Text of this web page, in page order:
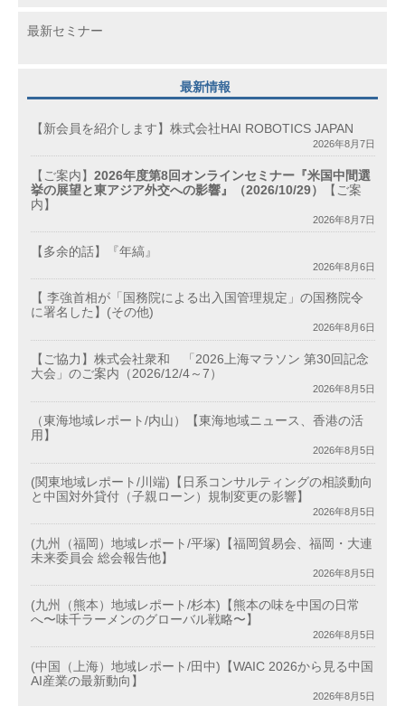
最新セミナー
最新情報
【新会員を紹介します】株式会社HAI ROBOTICS JAPAN
2026年8月7日
【ご案内】 2026年度第8回オンラインセミナー『米国中間選
挙の展望と東アジア外交への影響』（2026/10/29）
【ご案
内】
2026年8月7日
【多余的話】『年縞』
2026年8月6日
【 李強首相が「国務院による出入国管理規定」の国務院令
に署名した】(その他)
2026年8月6日
【ご協力】株式会社衆和 「2026上海マラソン 第30回記念
大会」のご案内（2026/12/4～7）
2026年8月5日
（東海地域レポート/内山）【東海地域ニュース、香港の活
用】
2026年8月5日
(関東地域レポート/川端)【日系コンサルティングの相談動向
と中国対外貸付（子親ローン）規制変更の影響】
2026年8月5日
(九州（福岡）地域レポート/平塚)【福岡貿易会、福岡・大連
未来委員会 総会報告他】
2026年8月5日
(九州（熊本）地域レポート/杉本)【熊本の味を中国の日常
へ〜味千ラーメンのグローバル戦略〜】
2026年8月5日
(中国（上海）地域レポート/田中)【WAIC 2026から見る中国
AI産業の最新動向】
2026年8月5日